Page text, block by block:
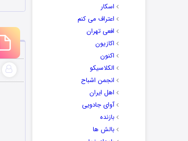
اسکار
اعتراف می کنم
افعی تهران
اکازیون
اکنون
الکلاسیکو
انجمن اشباح
اهل ایران
آوای جادویی
بازنده
بالش ها